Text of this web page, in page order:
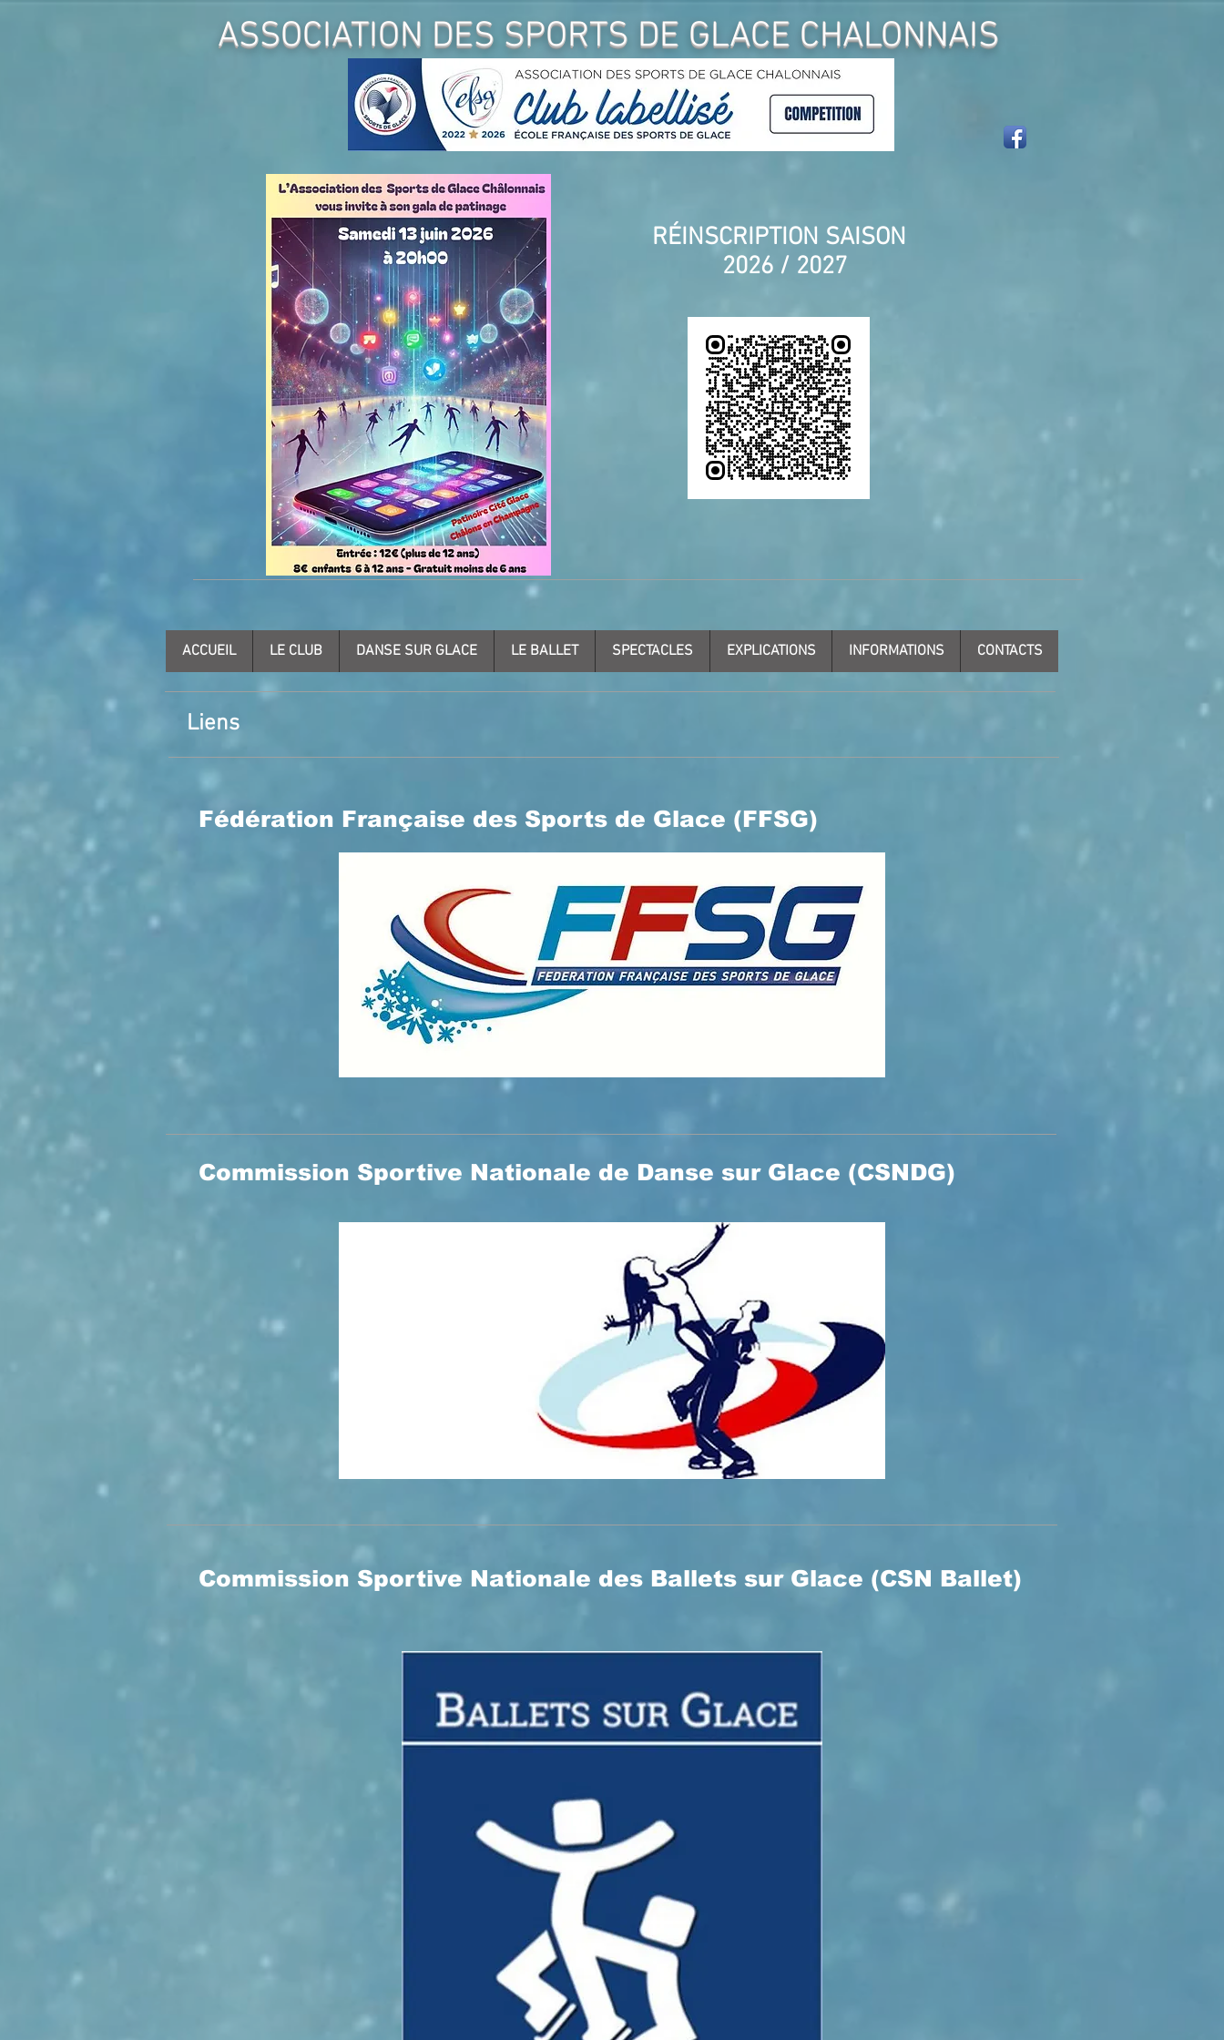
ASSOCIATION DES SPORTS DE GLACE CHALONNAIS
RÉINSCRIPTION SAISON
2026 / 2027
ACCUEIL LE CLUB DANSE SUR GLACE LE BALLET SPECTACLES EXPLICATIONS INFORMATIONS CONTACTS
Liens
Fédération Française des Sports de Glace (FFSG)
Commission Sportive Nationale de Danse sur Glace (CSNDG)
Commission Sportive Nationale des Ballets sur Glace (CSN Ballet)